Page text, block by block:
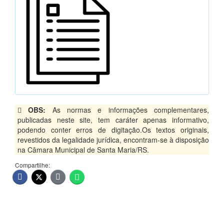
OBS: As normas e informações complementares,
publicadas neste site, tem caráter apenas informativo,
podendo conter erros de digitação.Os textos originais,
revestidos da legalidade jurídica, encontram-se à disposição
na Câmara Municipal de Santa Maria/RS.
Compartilhe: